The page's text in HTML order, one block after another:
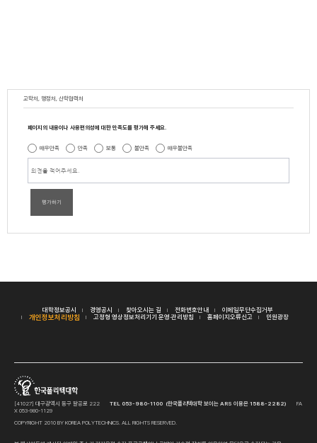
교학처, 행정처, 산학협력처
페이지의 내용이나 사용편의성에 대한 만족도를 평가해 주세요.
매우만족 만족 보통 불만족 매우불만족
평가하기
대학정보공시 경영공시 찾아오시는 길 전화번호안내 이메일무단수집거부
개인정보처리방침 고정형 영상정보처리기기 운영·관리방침 홈페이지오류신고 민원광장
[41027] 대구광역시 동구 팔공로 222 TEL 053-980-1100 (한국폴리텍대학 보이는 ARS 이용은 1588-2282)
FA
X 053-980-1129
COPYRIGHT 2010 BY KOREA POLYTECHNICS. ALL RIGHTS RESERVED.